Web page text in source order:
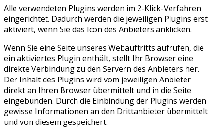
Alle verwendeten Plugins werden im 2-Klick-Verfahren
eingerichtet. Dadurch werden die jeweiligen Plugins erst
aktiviert, wenn Sie das Icon des Anbieters anklicken.
Wenn Sie eine Seite unseres Webauftritts aufrufen, die
ein aktiviertes Plugin enthält, stellt Ihr Browser eine
direkte Verbindung zu den Servern des Anbieters her.
Der Inhalt des Plugins wird vom jeweiligen Anbieter
direkt an Ihren Browser übermittelt und in die Seite
eingebunden. Durch die Einbindung der Plugins werden
gewisse Informationen an den Drittanbieter übermittelt
und von diesem gespeichert.